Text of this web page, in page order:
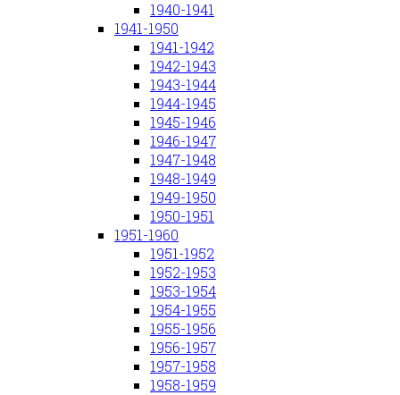
1940-1941
1941-1950
1941-1942
1942-1943
1943-1944
1944-1945
1945-1946
1946-1947
1947-1948
1948-1949
1949-1950
1950-1951
1951-1960
1951-1952
1952-1953
1953-1954
1954-1955
1955-1956
1956-1957
1957-1958
1958-1959